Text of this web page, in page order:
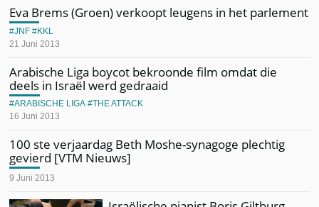
Eva Brems (Groen) verkoopt leugens in het parlement
21 Juni 2013
JNF KKL
Arabische Liga boycot bekroonde film omdat die
deels in Israël werd gedraaid
16 Juni 2013
ARABISCHE LIGA THE ATTACK
100 ste verjaardag Beth Moshe-synagoge plechtig
gevierd [VTM Nieuws]
9 Juni 2013